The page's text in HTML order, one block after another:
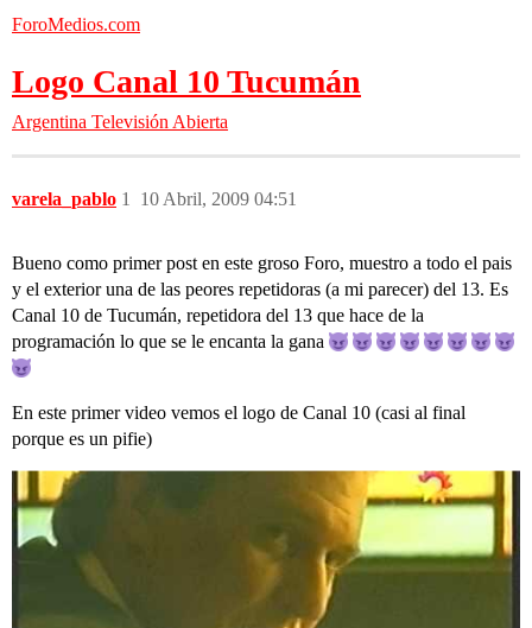
ForoMedios.com
Logo Canal 10 Tucumán
Argentina Televisión Abierta
varela_pablo 10 Abril, 2009 04:51
1
Bueno como primer post en este groso Foro, muestro a todo el pais
y el exterior una de las peores repetidoras (a mi parecer) del 13. Es
Canal 10 de Tucumán, repetidora del 13 que hace de la
programación lo que se le encanta la gana
En este primer video vemos el logo de Canal 10 (casi al final
porque es un pifie)